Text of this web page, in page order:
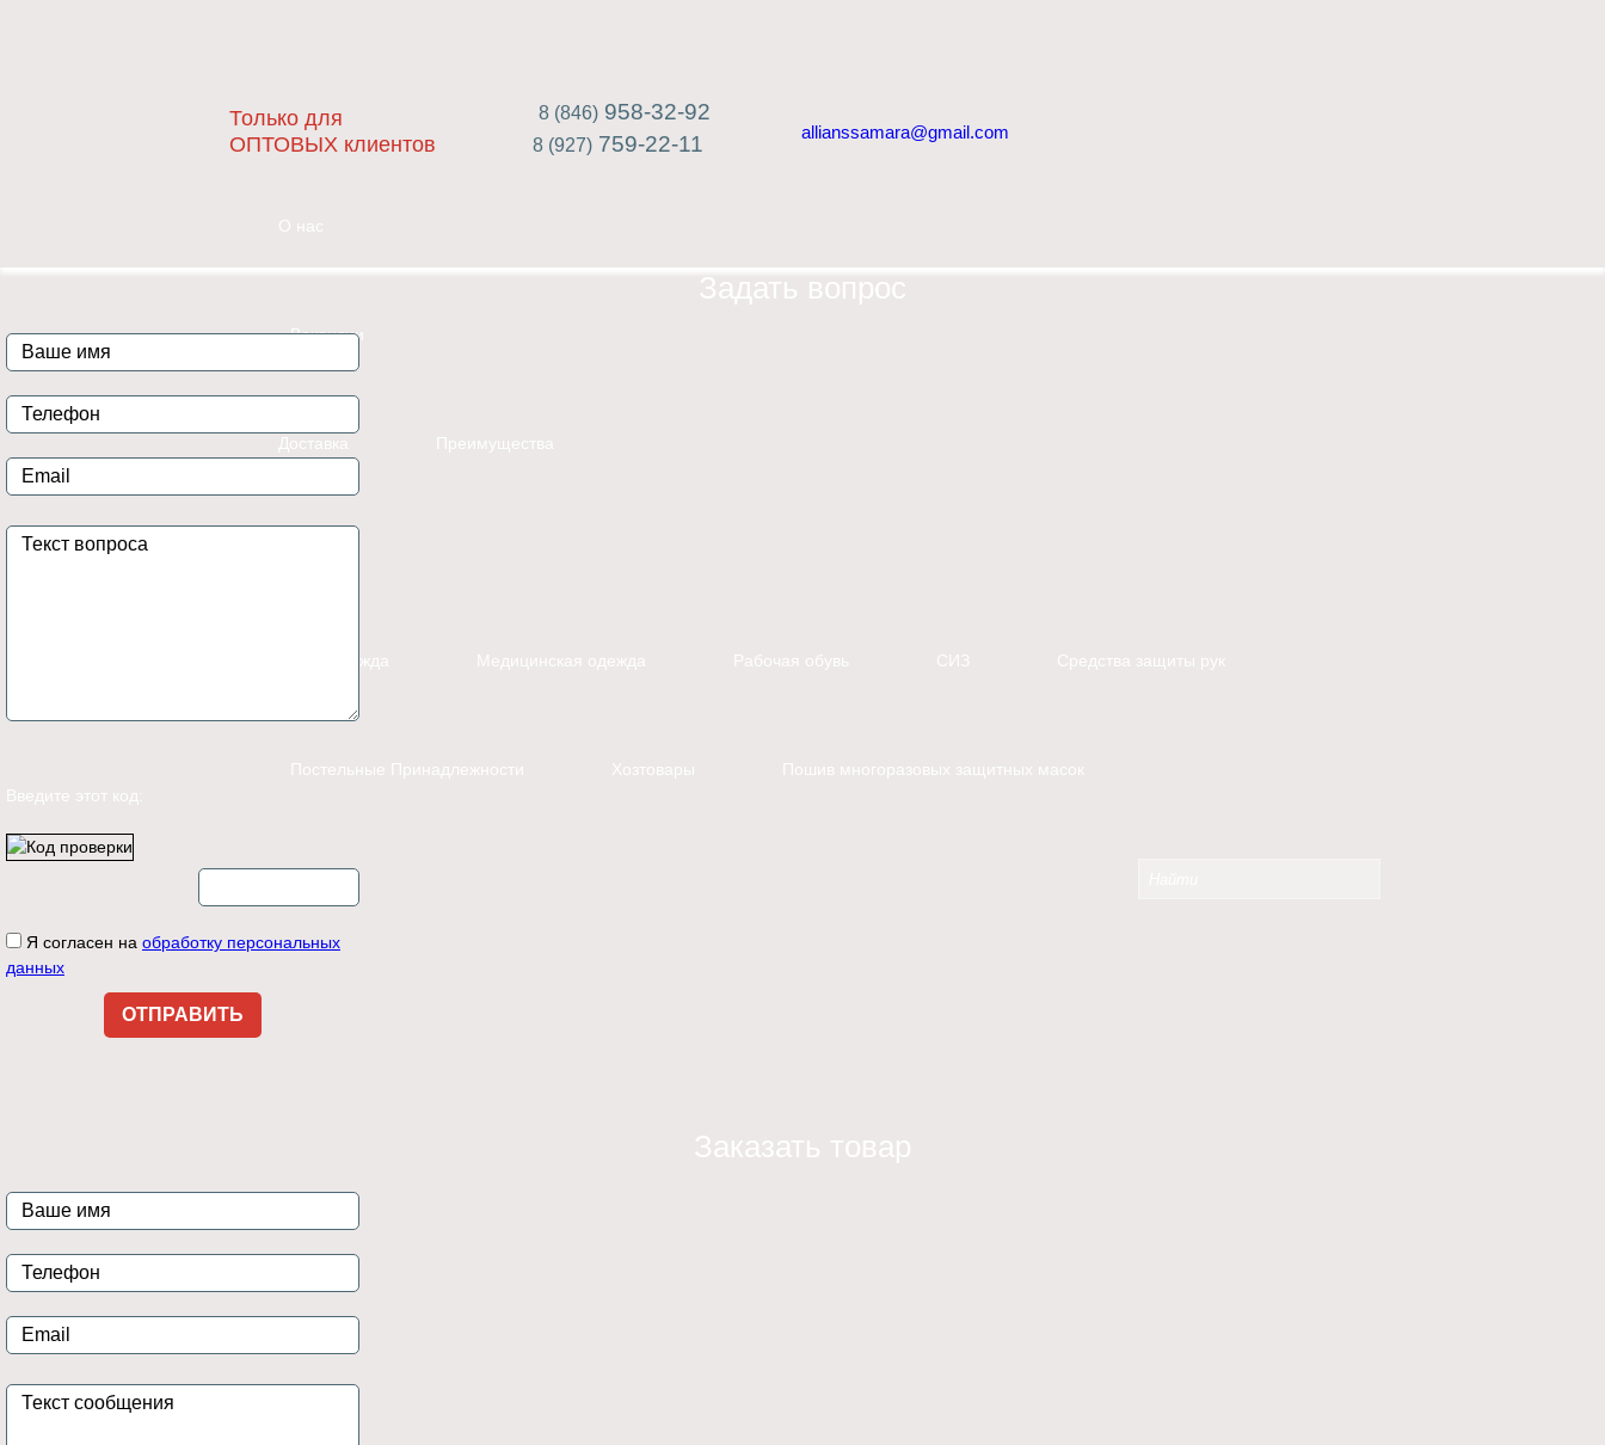
Только для
ОПТОВЫХ клиентов
8 (846) 958-32-92
8 (927) 759-22-11 allianssamara@gmail.com
О нас
Вакансии
Доставка Преимущества
Спецодежда Медицинская одежда Рабочая обувь СИЗ Средства защиты рук
Постельные Принадлежности Хозтовары Пошив многоразовых защитных масок
Задать вопрос
Введите этот код:
Я согласен на обработку персональных
данных
Заказать товар